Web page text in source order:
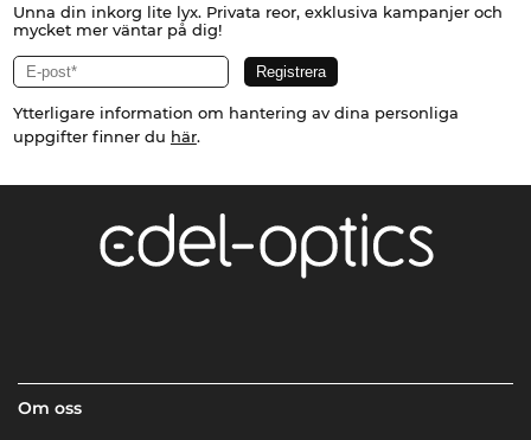
Unna din inkorg lite lyx. Privata reor, exklusiva kampanjer och
mycket mer väntar på dig!
Ytterligare information om hantering av dina personliga
uppgifter finner du här.
Om oss